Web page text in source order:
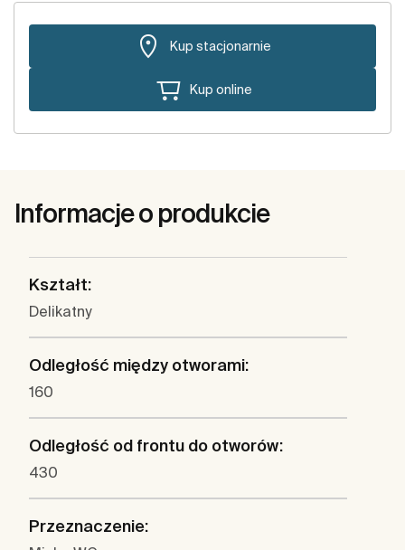
Kup stacjonarnie
Kup online
Informacje o produkcie
Kształt:
Delikatny
Odległość między otworami:
160
Odległość od frontu do otworów:
430
Przeznaczenie: